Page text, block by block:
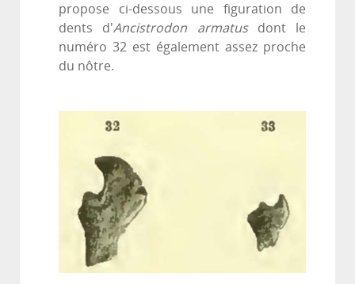
propose ci-dessous une figuration de
dents d'Ancistrodon armatus dont le
numéro 32 est également assez proche
du nôtre.